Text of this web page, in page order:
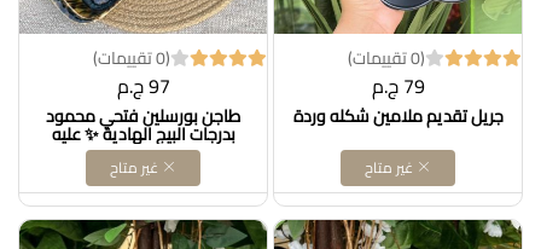
(0 تقييمات)
79 ج.م
جريل تقديم ملامين شكله وردة
غير متاح
(0 تقييمات)
97 ج.م
طاجن بورسلين فتحي محمود
بدرجات البيج الهادية ✨ عليه
نقوشات فخمة مستوحاة من
الفن والطبيعة، شكله شيك جدًا
وهيزين سفرتك بشكل راقي
ومميز، وكمان خامته حرارية
ممتازة وتستحمل حرارة الفرن.
غير متاح